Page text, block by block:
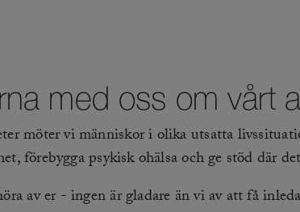
med oss om vårt
möter vi människor i olika utsatta
förebygga psykisk ohälsa och ge stöd där
av er - ingen är gladare än vi av att få